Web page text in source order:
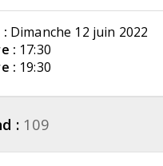
Dimanche 12 juin 2022
: 17:30
: 19:30
: 109